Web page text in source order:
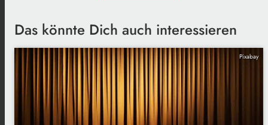
Das könnte Dich auch interessieren
Pixabay